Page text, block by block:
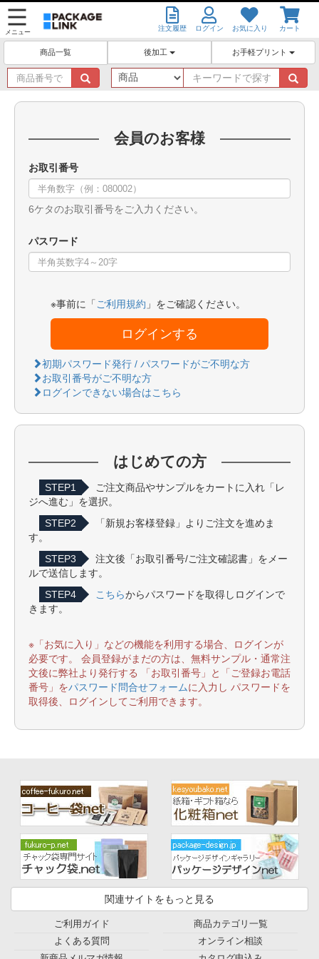
メニュー 注文履歴 ログイン お気に入り カート
商品一覧 後加工 お手軽プリント
商
品
番
キ
ー
ワ
会員のお客様
お取引番号
6ケタのお取引番号をご入力ください。
パスワード
※事前に「 ご利用規約 」をご確認ください。
ログインする
初期パスワード発行 / パスワードがご不明な方
お取引番号がご不明な方
ログインできない場合はこちら
はじめての方
STEP1
ご注文商品やサンプルをカートに入れ「レ
ジへ進む」を選択。
STEP2
「新規お客様登録」よりご注文を進めま
す。
STEP3
注文後「お取引番号/ご注文確認書」をメー
ルで送信します。
STEP4
こちらからパスワードを取得しログインで
きます。
※「お気に入り」などの機能を利用する場合、ログインが
必要です。 会員登録がまだの方は、無料サンプル・通常注
文後に弊社より発行する 「お取引番号」と「ご登録お電話
番号」をパスワード問合せフォームに入力し パスワードを
取得後、ログインしてご利用できます。
関連サイトをもっと見る
ご利用ガイド
よくある質問
商品カテゴリ一覧
オンライン相談